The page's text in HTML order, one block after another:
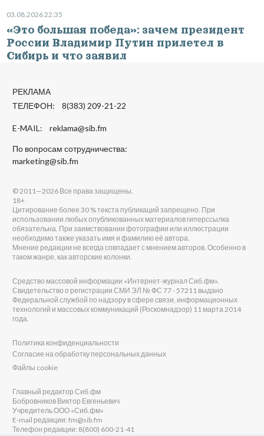
03.08.2026 22:35
«Это большая победа»: зачем президент
России Владимир Путин прилетел в
Сибирь и что заявил
РЕКЛАМА
ТЕЛЕФОН: 8(383) 209-21-22
E-MAIL: reklama@sib.fm
По вопросам сотрудничества:
marketing@sib.fm
© 2011—2026 Все права защищены.
18+
Цитирование более 30 % текста публикаций запрещено. При
использовании любых опубликованных материалов гиперссылка
обязательна. При заимствовании фотографии или иллюстрации
необходимо также указать имя и фамилию её автора.
Мнение редакции не всегда совпадает с мнением авторов. Особенно в
таком жанре, как авторские колонки.
Средство массовой информации «Интернет-журнал Сиб.фм».
Свидетельство о регистрации СМИ ЭЛ № ФС 77 - 57211 выдано
Федеральной службой по надзору в сфере связи, информационных
технологий и массовых коммуникаций (Роскомнадзор) 11 марта 2014
года.
Политика конфиденциальности
Согласие на обработку персональных данных
Файлы cookie
Главный редактор Сиб.фм
Бобровников Виктор Евгеньевич
Учредитель ООО «Сиб.фм»
E-mail редакции: fm@sib.fm
Телефон редакции: 8(800) 600-21-41